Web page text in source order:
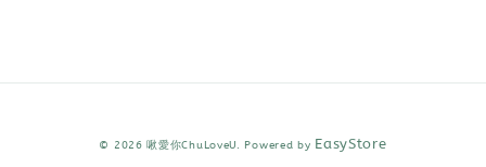
© 2026 啾愛你ChuLoveU. Powered by EasyStore